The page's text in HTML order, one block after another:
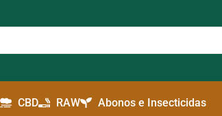
CBD RAW Abonos e Insecticidas